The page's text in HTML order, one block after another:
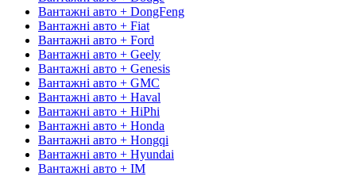
Вантажні авто + DongFeng
Вантажні авто + Fiat
Вантажні авто + Ford
Вантажні авто + Geely
Вантажні авто + Genesis
Вантажні авто + GMC
Вантажні авто + Haval
Вантажні авто + HiPhi
Вантажні авто + Honda
Вантажні авто + Hongqi
Вантажні авто + Hyundai
Вантажні авто + IM